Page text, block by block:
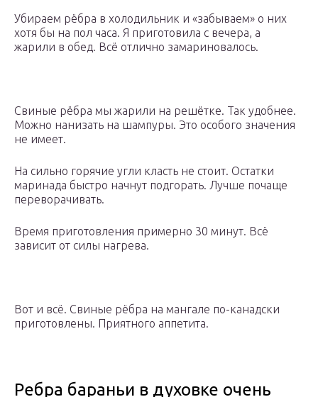
Убираем рёбра в холодильник и «забываем» о них
хотя бы на пол часа. Я приготовила с вечера, а
жарили в обед. Всё отлично замариновалось.
Свиные рёбра мы жарили на решётке. Так удобнее.
Можно нанизать на шампуры. Это особого значения
не имеет.
На сильно горячие угли класть не стоит. Остатки
маринада быстро начнут подгорать. Лучше почаще
переворачивать.
Время приготовления примерно 30 минут. Всё
зависит от силы нагрева.
Вот и всё. Свиные рёбра на мангале по-канадски
приготовлены. Приятного аппетита.
Ребра бараньи в духовке очень